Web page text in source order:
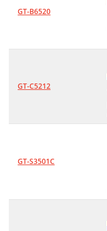
GT-B6520
GT-C5212
GT-S3501C